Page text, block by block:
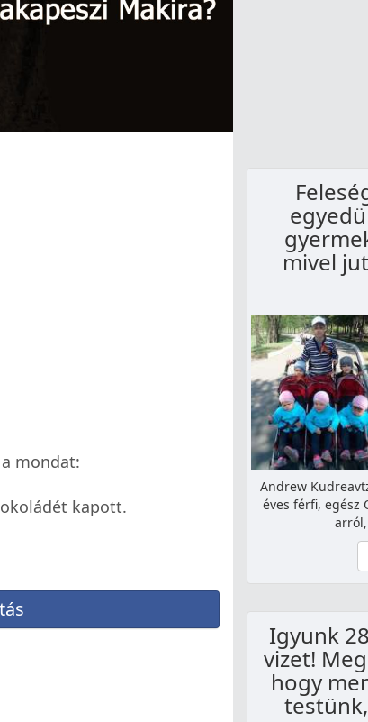
mondat:
kapott.
mivel
Andrew
éves férfi, egész
Igyunk
vizet!
hogy